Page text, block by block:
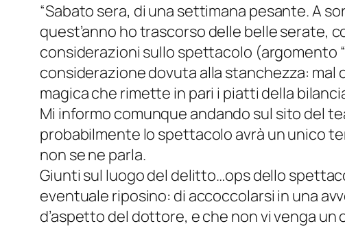
“Sabato sera, di una settimana pesante. A
quest’anno ho trascorso delle belle serate,
considerazioni sullo spettacolo (argomento
considerazione dovuta alla stanchezza: mal
magica che rimette in pari i piatti della
Mi informo comunque andando sul sito del
probabilmente lo spettacolo avrà un unico
non se ne parla.
Giunti sul luogo del delitto…ops dello
eventuale riposino: di accoccolarsi in una
d’aspetto del dottore, e che non vi venga